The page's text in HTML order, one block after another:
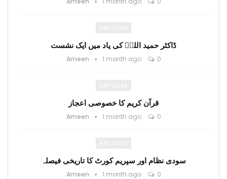
ڈاکٹر حمید اللہؒ کی یاد میں ایک نشست
Ameen 1 month ago 0
قرآن کریم کا خصوصی اعجاز
Ameen 1 month ago 0
سودی نظام اور سپریم کورٹ کا تاریخی فیصلہ
Ameen 1 month ago 0